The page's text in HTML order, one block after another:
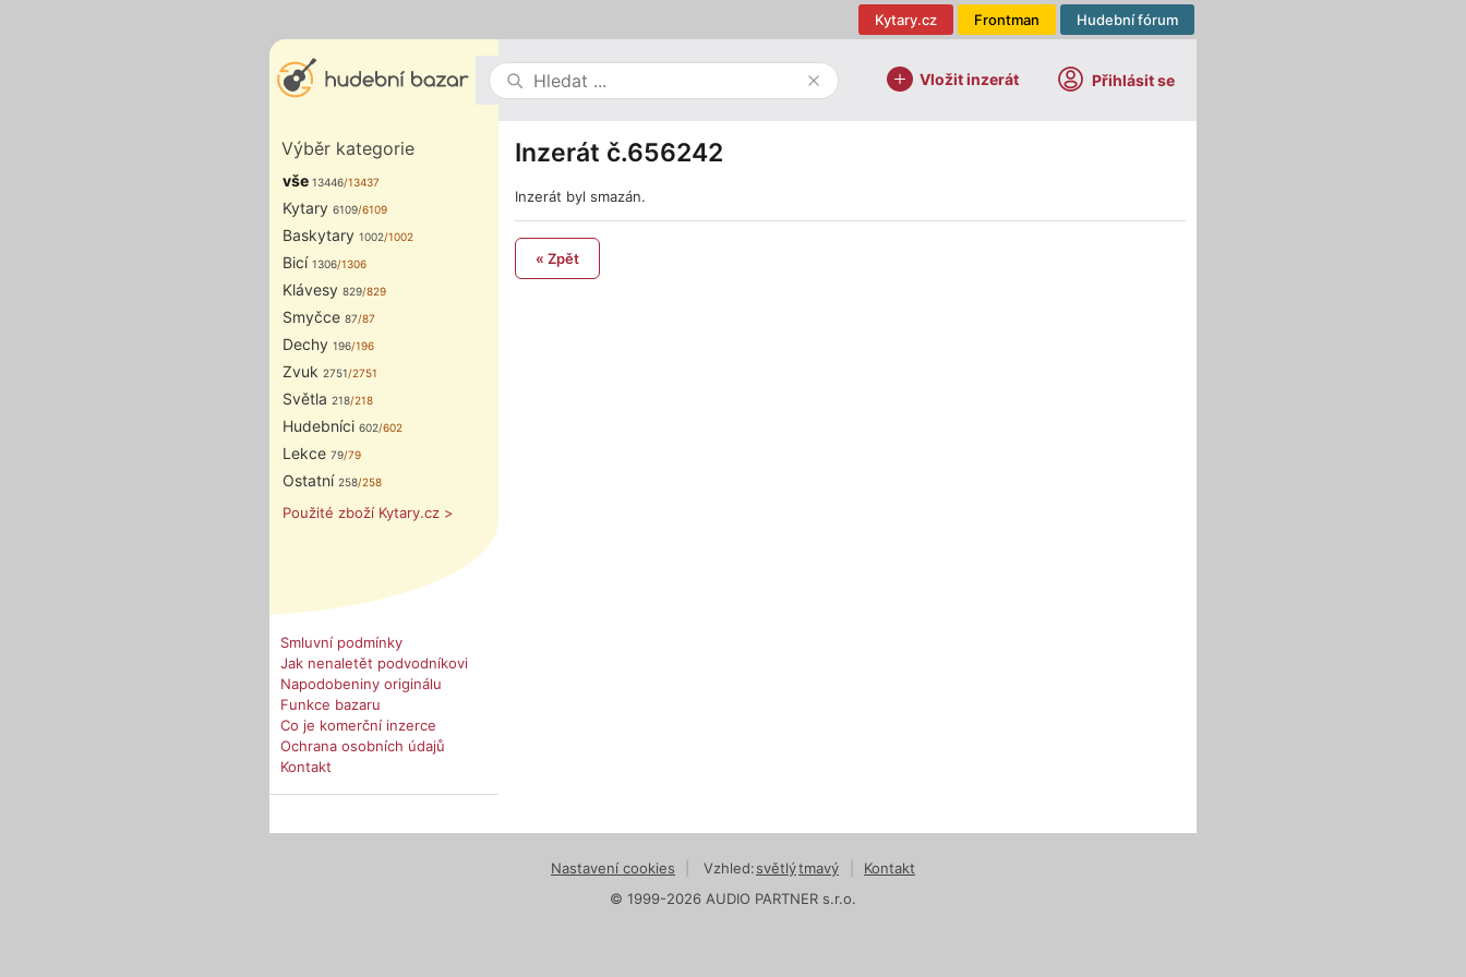
Hudební fórum
Frontman
Kytary.cz
Vložit inzerát Přihlásit se
Výběr kategorie
vše 13446/13437
Kytary 6109/6109
Baskytary 1002/1002
Bicí 1306/1306
Klávesy 829/829
Smyčce 87/87
Dechy 196/196
Zvuk 2751/2751
Světla 218/218
Hudebníci 602/602
Lekce 79/79
Ostatní 258/258
Použité zboží Kytary.cz >
Smluvní podmínky
Jak nenaletět podvodníkovi
Napodobeniny originálu
Funkce bazaru
Co je komerční inzerce
Ochrana osobních údajů
Kontakt
Inzerát č.656242
Inzerát byl smazán.
« Zpět
Nastavení cookies Vzhled:světlýtmavý
Kontakt
© 1999-2026 AUDIO PARTNER s.r.o.